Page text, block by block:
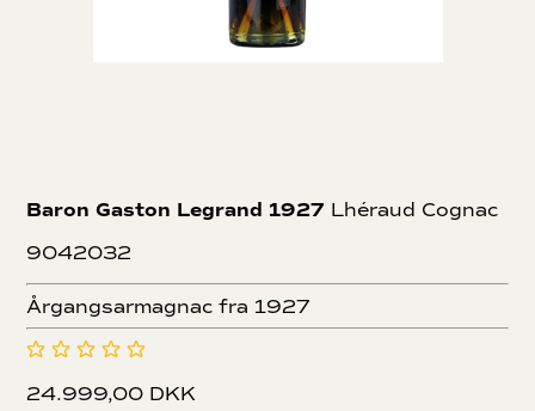
Baron Gaston Legrand 1927 Lhéraud Cognac
9042032
Årgangsarmagnac fra 1927
24.999,00 DKK